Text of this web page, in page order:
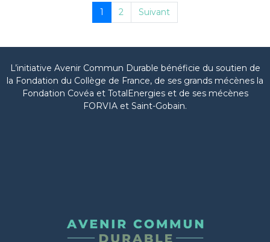
1 2 Suivant
L’initiative Avenir Commun Durable bénéficie du soutien de
la Fondation du Collège de France, de ses grands mécènes la
Fondation Covéa et TotalEnergies et de ses mécènes
FORVIA et Saint-Gobain.